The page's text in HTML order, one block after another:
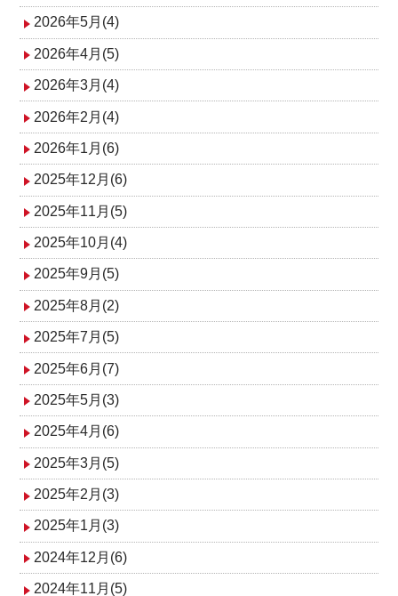
2026年5月(4)
2026年4月(5)
2026年3月(4)
2026年2月(4)
2026年1月(6)
2025年12月(6)
2025年11月(5)
2025年10月(4)
2025年9月(5)
2025年8月(2)
2025年7月(5)
2025年6月(7)
2025年5月(3)
2025年4月(6)
2025年3月(5)
2025年2月(3)
2025年1月(3)
2024年12月(6)
2024年11月(5)